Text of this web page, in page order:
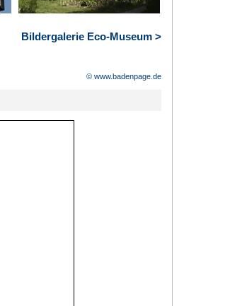
Bildergalerie Eco-Museum >
© www.badenpage.de